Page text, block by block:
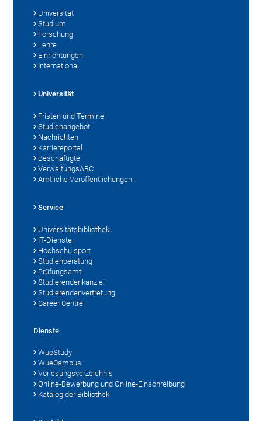
Universität
Studium
Forschung
Lehre
Einrichtungen
International
Universität
Fristen und Termine
Studienangebot
Nachrichten
Karriereportal
Beschäftigte
VerwaltungsABC
Amtliche Veröffentlichungen
Service
Universitätsbibliothek
IT-Dienste
Hochschulsport
Studienberatung
Prüfungsamt
Studierendenkanzlei
Studierendenvertretung
Career Centre
Dienste
WueStudy
WueCampus
Vorlesungsverzeichnis
Online-Bewerbung und Online-Einschreibung
Katalog der Bibliothek